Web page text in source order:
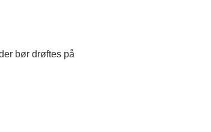
bør drøftes på